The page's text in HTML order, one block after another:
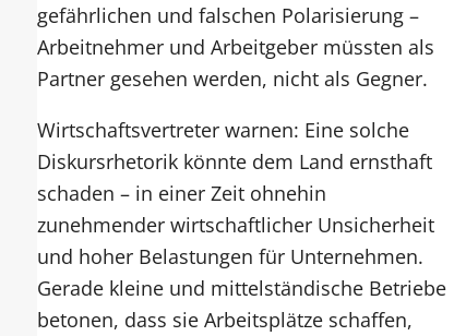
gefährlichen und falschen Polarisierung –
Arbeitnehmer und Arbeitgeber müssten als
Partner gesehen werden, nicht als Gegner.
Wirtschaftsvertreter warnen: Eine solche
Diskursrhetorik könnte dem Land ernsthaft
schaden – in einer Zeit ohnehin
zunehmender wirtschaftlicher Unsicherheit
und hoher Belastungen für Unternehmen.
Gerade kleine und mittelständische Betriebe
betonen, dass sie Arbeitsplätze schaffen,